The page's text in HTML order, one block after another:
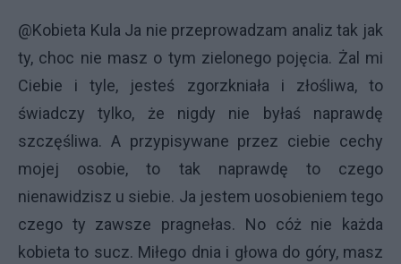
@Kobieta Kula Ja nie przeprowadzam analiz tak jak
ty, choc nie masz o tym zielonego pojęcia. Żal mi
Ciebie i tyle, jesteś zgorzkniała i złośliwa, to
świadczy tylko, że nigdy nie byłaś naprawdę
szczęśliwa. A przypisywane przez ciebie cechy
mojej osobie, to tak naprawdę to czego
nienawidzisz u siebie. Ja jestem uosobieniem tego
czego ty zawsze pragnełas. No cóż nie każda
kobieta to sucz. Miłego dnia i głowa do góry, masz